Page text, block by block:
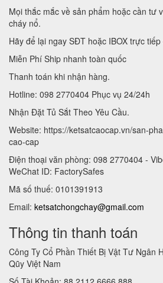
Mọi thắc mắc về sản phẩm hoặc cần tư
cháy nổ.
Hãy để lại ngay SĐT hoặc IBOX trực
Miễn Phí Ship nhanh toàn quốc
Thanh toán khi nhận hàng.
Hotline: 098 2770404 Phục vụ 24/24h
Nhận Đặt Tủ Sắt Theo Yêu Cầu.
Website: https://ketsatcaocap.vn/san-
cao-cap
Điện thoại văn phòng: 098 2770404 -
WeChat ID: FactorySafes
Mã số thuế: 0101391913
Email: ketsatchongchay@gmail.com
Thông tin thanh toán
Công Ty Cổ Phần Thiết Bị Vật Tư Ngân
Qũy Việt Nam